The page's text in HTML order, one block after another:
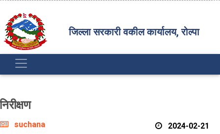
जिल्ला सरकारी वकील कार्यालय, रोल्पा
निरीक्षण
suchana 2024-02-21